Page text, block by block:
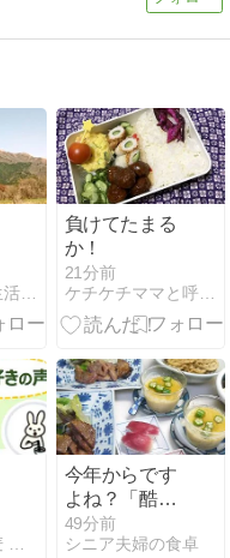
子育て卒業で生活が変わる 40代女性のセカンドライフ
負けてたまる
か！
21分前
ケチケチママと呼ばれて
日刊『水と蕎麦 研究図鑑』
今年からです
よね？「酷暑
日」！
49分前
シニア夫婦の食卓